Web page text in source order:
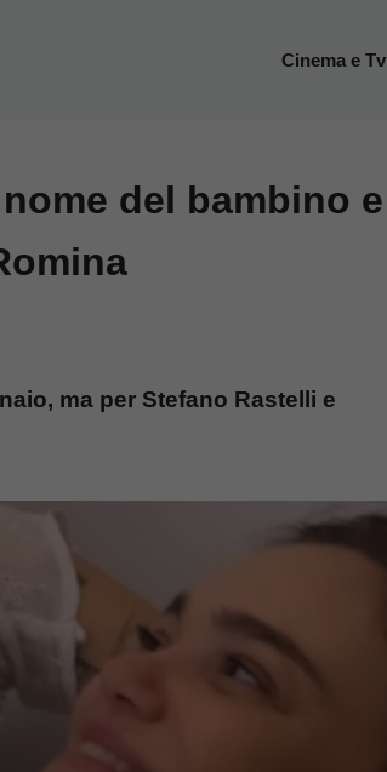
Cinema e Tv
del bambino e
ma per Stefano Rastelli e